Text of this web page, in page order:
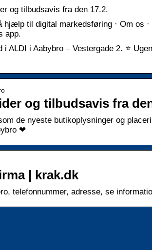
og tilbudsavis fra den 17.2.
hjælp til digital markedsføring · Om os
app.
ALDI i Aabybro – Vestergade 2. ⭐
og tilbudsavis fra
de nyeste butikoplysninger og
❤
| krak.dk
telefonnummer, adresse, se